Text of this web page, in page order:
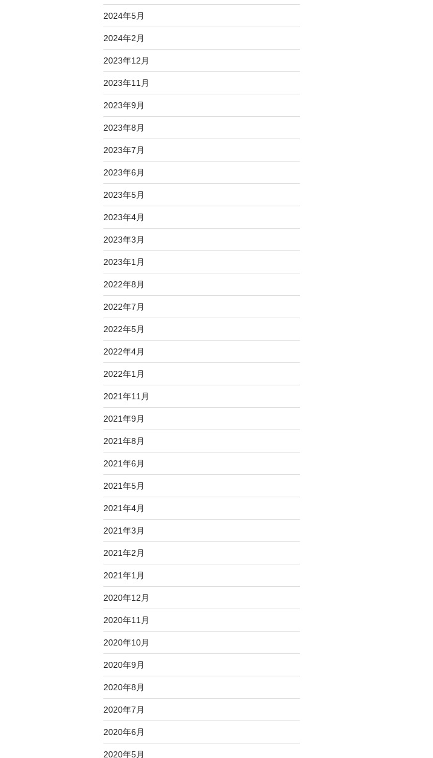
2024年5月
2024年2月
2023年12月
2023年11月
2023年9月
2023年8月
2023年7月
2023年6月
2023年5月
2023年4月
2023年3月
2023年1月
2022年8月
2022年7月
2022年5月
2022年4月
2022年1月
2021年11月
2021年9月
2021年8月
2021年6月
2021年5月
2021年4月
2021年3月
2021年2月
2021年1月
2020年12月
2020年11月
2020年10月
2020年9月
2020年8月
2020年7月
2020年6月
2020年5月